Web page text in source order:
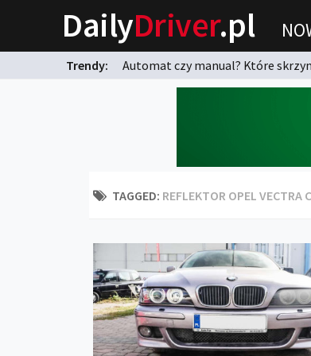
DailyDriver.pl
Trendy: Automat czy manual? Które
TAGGED: REFLEKTOR OPEL VECTRA C